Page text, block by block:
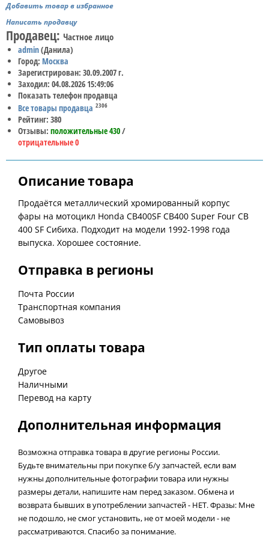
Добавить товар в избранное
Написать продавцу
Продавец: Частное лицо
admin(Данила)
Город: Москва
Зарегистрирован: 30.09.2007 г.
Заходил: 04.08.2026 15:49:06
Показать телефон продавца
Все товары продавца 2306
Рейтинг: 380
Отзывы: положительные 430/
отрицательные 0
Описание товара
Продаётся металлический хромированный корпус
фары на мотоцикл Honda CB400SF CB400 Super Four CB
400 SF Сибиха. Подходит на модели 1992-1998 года
выпуска. Хорошее состояние.
Отправка в регионы
Почта России
Транспортная компания
Самовывоз
Тип оплаты товара
Другое
Наличными
Перевод на карту
Дополнительная информация
Возможна отправка товара в другие регионы России.
Будьте внимательны при покупке б/у запчастей, если вам
нужны дополнительные фотографии товара или нужны
размеры детали, напишите нам перед заказом. Обмена и
возврата бывших в употреблении запчастей - НЕТ. Фразы: Мне
не подошло, не смог установить, не от моей модели - не
рассматриваются. Спасибо за понимание.